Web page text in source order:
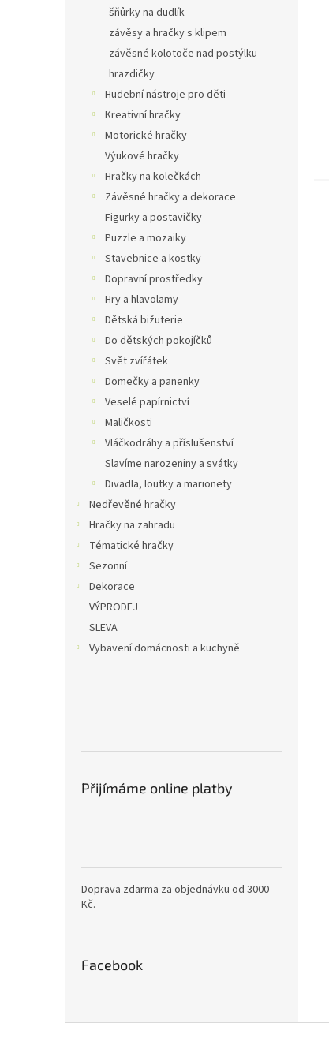
šňůrky na dudlík
závěsy a hračky s klipem
závěsné kolotoče nad postýlku
hrazdičky
Hudební nástroje pro děti
Kreativní hračky
Motorické hračky
Výukové hračky
Hračky na kolečkách
Závěsné hračky a dekorace
Figurky a postavičky
Puzzle a mozaiky
Stavebnice a kostky
Dopravní prostředky
Hry a hlavolamy
Dětská bižuterie
Do dětských pokojíčků
Svět zvířátek
Domečky a panenky
Veselé papírnictví
Maličkosti
Vláčkodráhy a příslušenství
Slavíme narozeniny a svátky
Divadla, loutky a marionety
Nedřevěné hračky
Hračky na zahradu
Tématické hračky
Sezonní
Dekorace
VÝPRODEJ
SLEVA
Vybavení domácnosti a kuchyně
Přijímáme online platby
Doprava zdarma za objednávku od 3000
Kč.
Facebook